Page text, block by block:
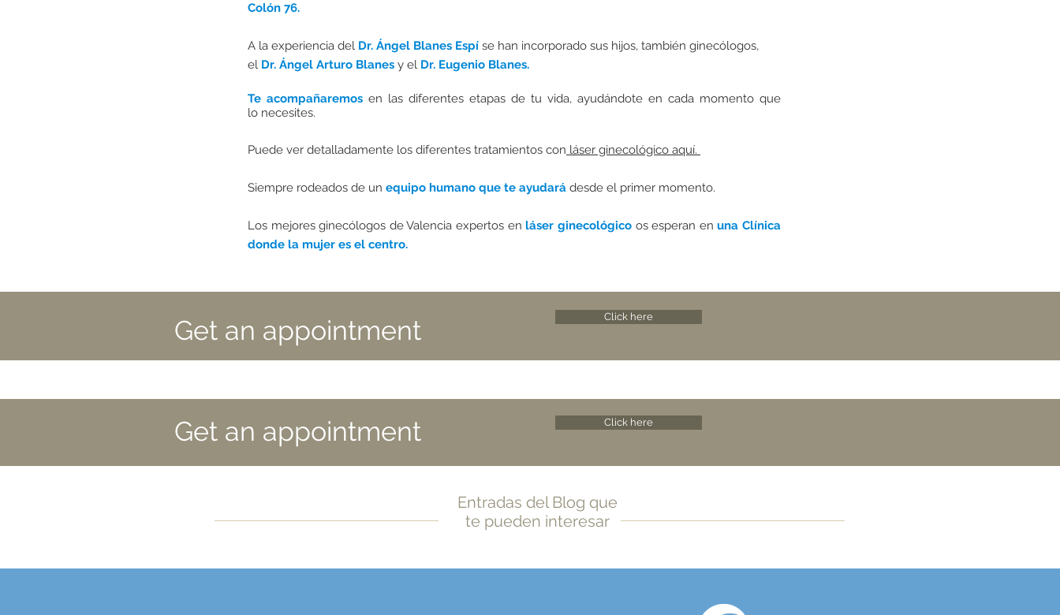
Colón 76.
A la experiencia del Dr. Ángel Blanes Espí se han incorporado sus hijos, también ginecólogos,
el Dr. Ángel Arturo Blanes y el Dr. Eugenio Blanes.
Te acompañaremos en las diferentes etapas de tu vida, ayudándote en cada momento que
lo necesites.
Puede ver detalladamente los diferentes tratamientos con láser ginecológico aquí.
Siempre rodeados de un equipo humano que te ayudará desde el primer momento.
Los mejores ginecólogos de Valenciaexpertos enláser ginecológicoos esperan enuna Clínica
donde la mujer es el centro.
Entradas del Blog que
te pueden interesar
Get an appointment Click here
Get an appointment Click here